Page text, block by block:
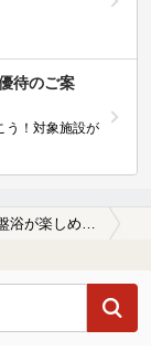
待のご案
う！対象施設が